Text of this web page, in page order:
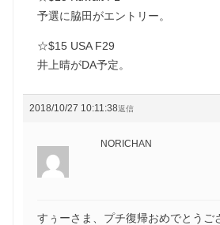
予選に脇田がエントリー。
☆$15 USA F29
井上晴がDA予定。
2018/10/27 10:11:38返信
NORICHAN
すぅーさま、プチ復帰おめでとうご